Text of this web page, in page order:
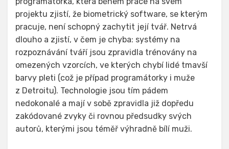
projektu zjistí, že biometrický software, se kterým
pracuje, není schopný zachytit její tvář. Netrvá
dlouho a zjistí, v čem je chyba: systémy na
rozpoznávání tváří jsou zpravidla trénovány na
omezených vzorcích, ve kterých chybí lidé tmavší
barvy pleti (což je případ programátorky i muže
z Detroitu). Technologie jsou tím pádem
nedokonalé a mají v sobě zpravidla již dopředu
zakódované zvyky či rovnou předsudky svých
autorů, kterými jsou téměř výhradně bílí muži.